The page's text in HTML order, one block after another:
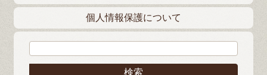
個人情報保護について